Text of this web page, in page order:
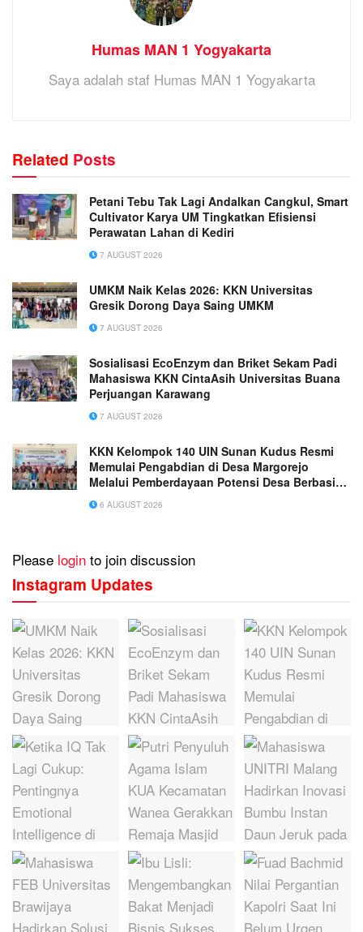
Humas MAN 1 Yogyakarta
Saya adalah staf Humas MAN 1 Yogyakarta
Related Posts
Petani Tebu Tak Lagi Andalkan Cangkul, Smart
Cultivator Karya UM Tingkatkan Efisiensi
Perawatan Lahan di Kediri
7 AUGUST 2026
UMKM Naik Kelas 2026: KKN Universitas
Gresik Dorong Daya Saing UMKM
7 AUGUST 2026
Sosialisasi EcoEnzym dan Briket Sekam Padi
Mahasiswa KKN CintaAsih Universitas Buana
Perjuangan Karawang
7 AUGUST 2026
KKN Kelompok 140 UIN Sunan Kudus Resmi
Memulai Pengabdian di Desa Margorejo
Melalui Pemberdayaan Potensi Desa Berbasis
Ekoteologi
6 AUGUST 2026
Please login to join discussion
Instagram Updates